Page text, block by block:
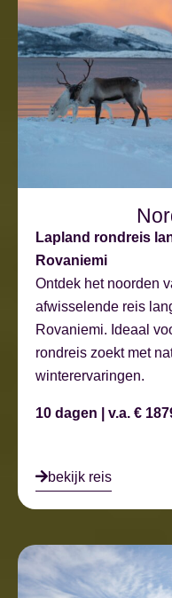
Lapland rondreis
Rovaniemi
Ontdek het noorden
afwisselende reis
Rovaniemi. Ideaal
rondreis zoekt met
winterervaringen.
10 dagen | v.a. €
bekijk reis